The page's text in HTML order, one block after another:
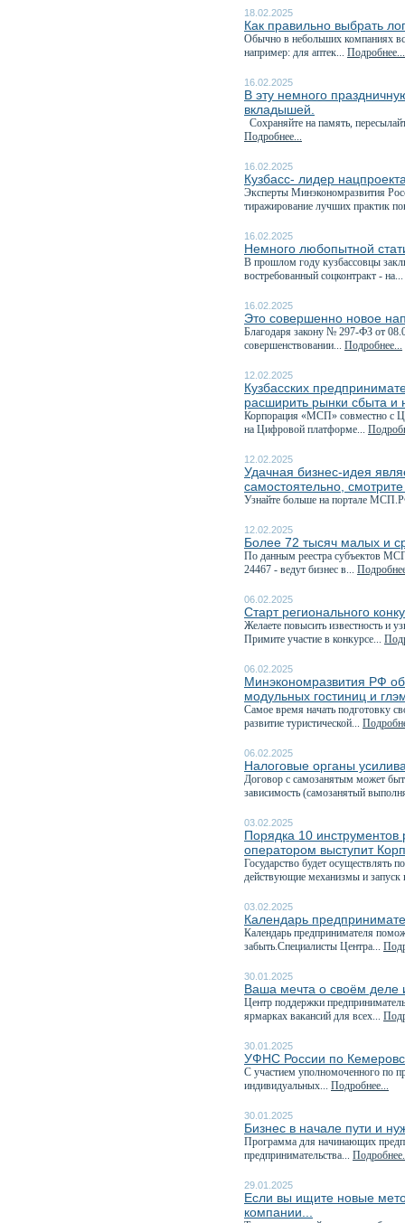
18.02.2025
Как правильно выбрать
Обычно в небольших компаниях
например: для аптек... Подробнее...
16.02.2025
В эту немного
вкладышей.
Сохраняйте на память,
Подробнее...
16.02.2025
Кузбасс- лидер
Эксперты Минэкономразвития
тиражирование лучших практик
16.02.2025
Немного любопытной
В прошлом году кузбассовцы
востребованный соцконтракт - на...
16.02.2025
Это совершенно новое
Благодаря закону № 297-ФЗ от
совершенствовании... Подробнее...
12.02.2025
Кузбасских
расширить рынки сбыта и
Корпорация «МСП» совместно с
на Цифровой платформе...
12.02.2025
Удачная бизнес-идея
самостоятельно,
Узнайте больше на портале
12.02.2025
Более 72 тысяч малых и
По данным реестра субъектов
24467 - ведут бизнес в...
06.02.2025
Старт регионального
Желаете повысить известность и
Примите участие в конкурсе...
06.02.2025
Минэкономразвития РФ
модульных гостиниц и
Самое время начать подготовку
развитие туристической...
06.02.2025
Налоговые органы
Договор с самозанятым может
зависимость (самозанятый
03.02.2025
Порядка 10
оператором выступит
Государство будет осуществлять
действующие механизмы и
03.02.2025
Календарь
Календарь предпринимателя
забыть.Специалисты Центра...
30.01.2025
Ваша мечта о своём деле
Центр поддержки
ярмарках вакансий для всех...
30.01.2025
УФНС России по
C участием уполномоченного по
индивидуальных... Подробнее...
30.01.2025
Бизнес в начале пути и
Программа для начинающих
предпринимательства...
29.01.2025
Если вы ищите новые
компании...